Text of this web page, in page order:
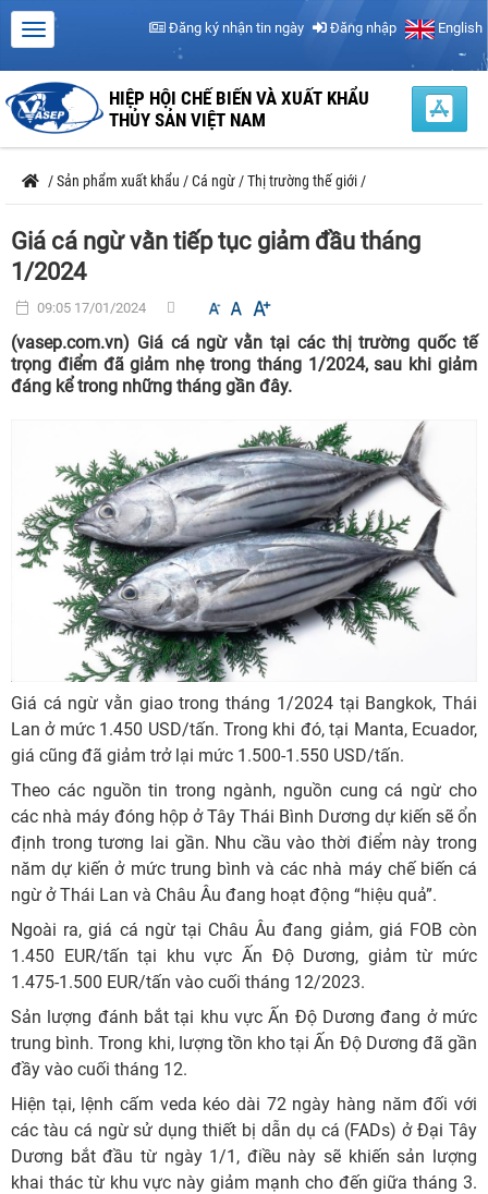
Đăng ký nhận tin ngày Đăng nhập English
HIỆP HỘI CHẾ BIẾN VÀ XUẤT KHẨU
THỦY SẢN VIỆT NAM
/Sản phẩm xuất khẩu /Cá ngừ /Thị trường thế giới /
Giá cá ngừ vằn tiếp tục giảm đầu tháng
1/2024
09:05 17/01/2024
(vasep.com.vn) Giá cá ngừ vằn tại các thị trường quốc tế
trọng điểm đã giảm nhẹ trong tháng 1/2024, sau khi giảm
đáng kể trong những tháng gần đây.
Giá cá ngừ vằn giao trong tháng 1/2024 tại Bangkok, Thái
Lan ở mức 1.450 USD/tấn. Trong khi đó, tại Manta, Ecuador,
giá cũng đã giảm trở lại mức 1.500-1.550 USD/tấn.
Theo các nguồn tin trong ngành, nguồn cung cá ngừ cho
các nhà máy đóng hộp ở Tây Thái Bình Dương dự kiến sẽ ổn
định trong tương lai gần. Nhu cầu vào thời điểm này trong
năm dự kiến ở mức trung bình và các nhà máy chế biến cá
ngừ ở Thái Lan và Châu Âu đang hoạt động “hiệu quả”.
Ngoài ra, giá cá ngừ tại Châu Âu đang giảm, giá FOB còn
1.450 EUR/tấn tại khu vực Ấn Độ Dương, giảm từ mức
1.475-1.500 EUR/tấn vào cuối tháng 12/2023.
Sản lượng đánh bắt tại khu vực Ấn Độ Dương đang ở mức
trung bình. Trong khi, lượng tồn kho tại Ấn Độ Dương đã gần
đầy vào cuối tháng 12.
Hiện tại, lệnh cấm veda kéo dài 72 ngày hàng năm đối với
các tàu cá ngừ sử dụng thiết bị dẫn dụ cá (FADs) ở Đại Tây
Dương bắt đầu từ ngày 1/1, điều này sẽ khiến sản lượng
khai thác từ khu vực này giảm mạnh cho đến giữa tháng 3.